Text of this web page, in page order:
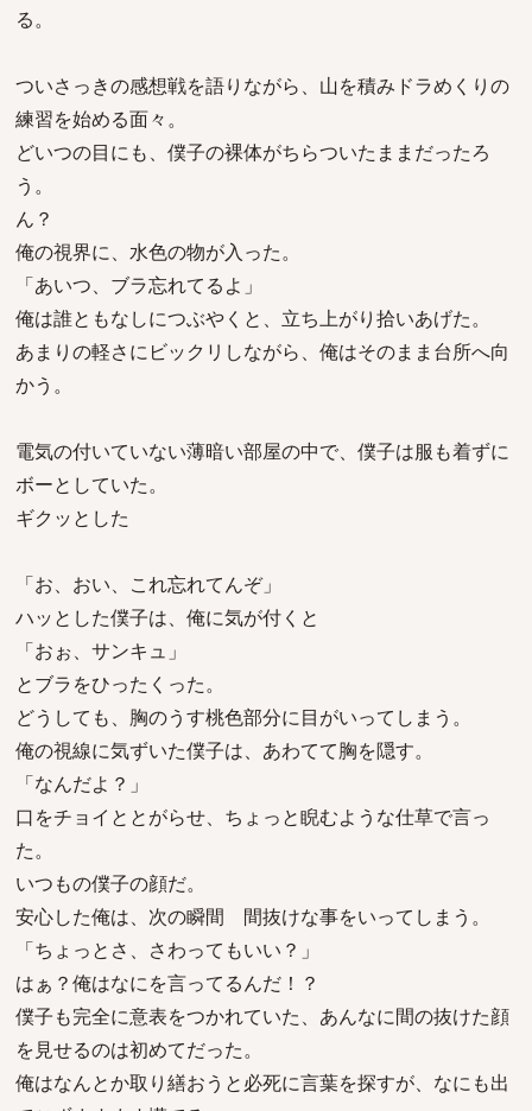
る。
ついさっきの感想戦を語りながら、山を積みドラめくりの
練習を始める面々。
どいつの目にも、僕子の裸体がちらついたままだったろ
う。
ん？
俺の視界に、水色の物が入った。
「あいつ、ブラ忘れてるよ」
俺は誰ともなしにつぶやくと、立ち上がり拾いあげた。
あまりの軽さにビックリしながら、俺はそのまま台所へ向
かう。
電気の付いていない薄暗い部屋の中で、僕子は服も着ずに
ボーとしていた。
ギクッとした
「お、おい、これ忘れてんぞ」
ハッとした僕子は、俺に気が付くと
「おぉ、サンキュ」
とブラをひったくった。
どうしても、胸のうす桃色部分に目がいってしまう。
俺の視線に気ずいた僕子は、あわてて胸を隠す。
「なんだよ？」
口をチョイととがらせ、ちょっと睨むような仕草で言っ
た。
いつもの僕子の顔だ。
安心した俺は、次の瞬間 間抜けな事をいってしまう。
「ちょっとさ、さわってもいい？」
はぁ？俺はなにを言ってるんだ！？
僕子も完全に意表をつかれていた、あんなに間の抜けた顔
を見せるのは初めてだった。
俺はなんとか取り繕おうと必死に言葉を探すが、なにも出